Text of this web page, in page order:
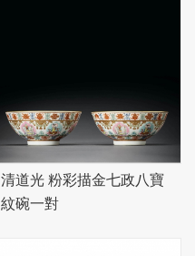
清道光 粉彩描金七政八寶
紋碗一對